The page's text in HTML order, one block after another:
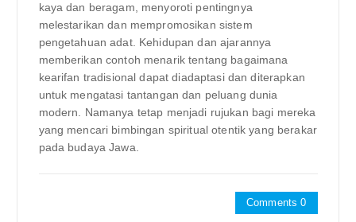
kaya dan beragam, menyoroti pentingnya
melestarikan dan mempromosikan sistem
pengetahuan adat. Kehidupan dan ajarannya
memberikan contoh menarik tentang bagaimana
kearifan tradisional dapat diadaptasi dan diterapkan
untuk mengatasi tantangan dan peluang dunia
modern. Namanya tetap menjadi rujukan bagi mereka
yang mencari bimbingan spiritual otentik yang berakar
pada budaya Jawa.
Comments 0